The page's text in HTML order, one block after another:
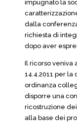
impugnato la
dalla
richiesta di
dopo aver
Il ricorso veniva
14.4.2011 per
ordinanza
disporre una
ricostruzione
alla base dei